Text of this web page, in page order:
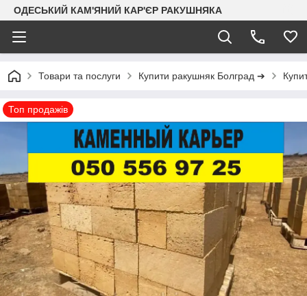
ОДЕСЬКИЙ КАМ'ЯНИЙ КАР'ЄР РАКУШНЯКА
Товари та послуги Купити ракушняк Болград ➔
Топ продажів